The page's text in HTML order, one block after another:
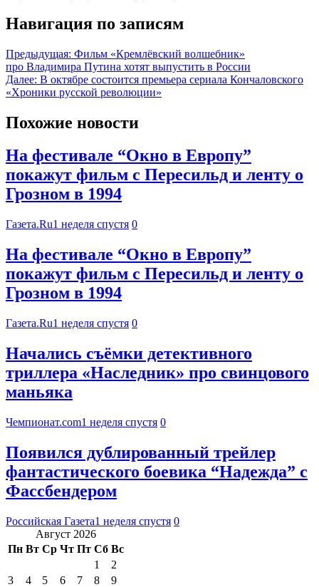
Навигация по записям
Предыдущая: Фильм «Кремлёвский волшебник»
про Владимира Путина хотят выпустить в России
Далее: В октябре состоится премьера сериала Кончаловского
«Хроники русской революции»
Похожие новости
На фестивале “Окно в Европу”
покажут фильм с Пересильд и ленту о
Грозном в 1994
Газета.Ru1 неделя спустя 0
На фестивале “Окно в Европу”
покажут фильм с Пересильд и ленту о
Грозном в 1994
Газета.Ru1 неделя спустя 0
Начались съёмки детективного
триллера «Наследник» про свинцового
маньяка
Чемпионат.com1 неделя спустя 0
Появился дублированный трейлер
фантастического боевика “Надежда” с
Фассбендером
Российская Газета1 неделя спустя 0
Август 2026
Пн Вт Ср Чт Пт Сб Вс
1
2
3
4 5 6 7 8
9